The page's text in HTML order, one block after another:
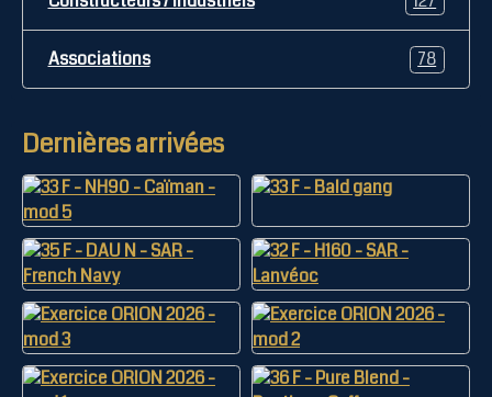
Associations 78
Dernières arrivées